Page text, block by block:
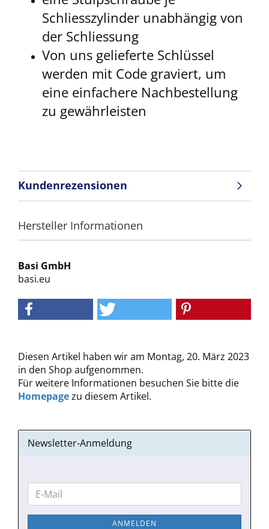
Schliesszylinder unabhängig von
der Schliessung
Von uns gelieferte Schlüssel
werden mit Code graviert, um
eine einfachere Nachbestellung
zu gewährleisten
Kundenrezensionen
Hersteller Informationen
Basi GmbH
basi.eu
Diesen Artikel haben wir am Montag, 20. März 2023
in den Shop aufgenommen.
Für weitere Informationen besuchen Sie bitte die
Homepagezu diesem Artikel.
Newsletter-Anmeldung
WEITER
ZUR
NEWSLETTER-
E-
Mail
ANMELDEN